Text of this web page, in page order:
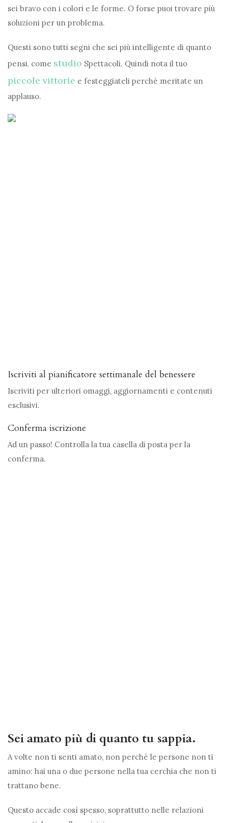
sei bravo con i colori e le forme. O forse puoi trovare più
soluzioni per un problema.
Questi sono tutti segni che sei più intelligente di quanto
pensi, come studio Spettacoli. Quindi nota il tuo
piccole vittorie e festeggiateli perché meritate un
applauso.
Iscriviti al pianificatore settimanale del benessere
Iscriviti per ulteriori omaggi, aggiornamenti e contenuti
esclusivi.
Conferma iscrizione
Ad un passo! Controlla la tua casella di posta per la
conferma.
Sei amato più di quanto tu sappia.
A volte non ti senti amato, non perché le persone non ti
amino: hai una o due persone nella tua cerchia che non ti
trattano bene.
Questo accade così spesso, soprattutto nelle relazioni